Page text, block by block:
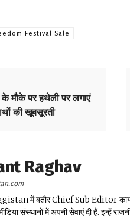
Festival Sale
पर हथेली पर लगाएं
की खूबसूरती
Raghav
में बतौर Chief Sub Editor
संस्थानों में अपनी सेवाएं दी हैं. इन्हें